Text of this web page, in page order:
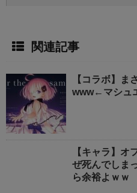
関連記事
【コラボ】ま
www←マシュ
【キャラ】オ
ぜ死んでしま
ら余裕よｗｗ